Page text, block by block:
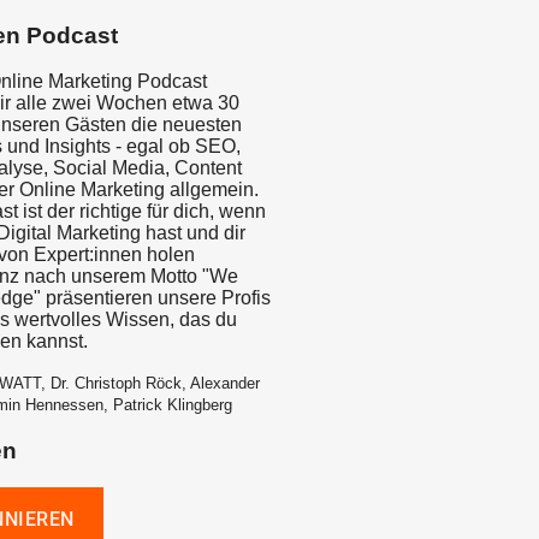
Podcast
Marketing Podcast
alle zwei Wochen etwa 30
Gästen die neuesten
und Insights - egal ob SEO,
Social Media, Content
Online Marketing allgemein.
ist der richtige für dich, wenn
Marketing hast und dir
Expert:innen holen
nach unserem Motto "We
präsentieren unsere Profis
wertvolles Wissen, das du
kannst.
Dr. Christoph Röck, Alexander
Hennessen, Patrick Klingberg